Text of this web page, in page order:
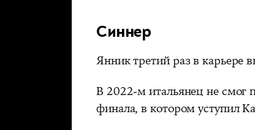
Синнер
Янник третий раз в карьере
В 2022-м итальянец не смог
финала, в котором уступил